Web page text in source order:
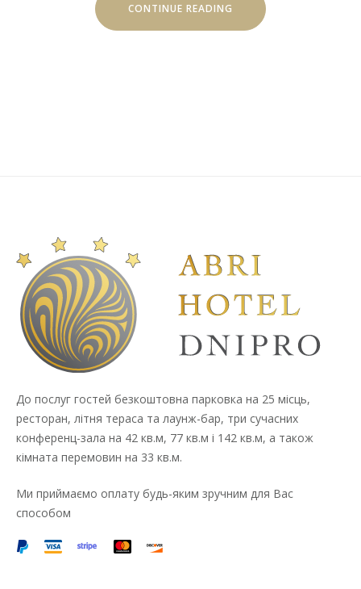
CONTINUE READING “ВИШУКАНИЙ
КЕЙТЕРИНГ
ДЛЯ
До послуг гостей безкоштовна парковка на 25 місць,
ресторан, літня тераса та лаунж-бар, три сучасних
конференц-зала на 42 кв.м, 77 кв.м і 142 кв.м, а також
кімната перемовин на 33 кв.м.
Ми приймаємо оплату будь-яким зручним для Вас
способом